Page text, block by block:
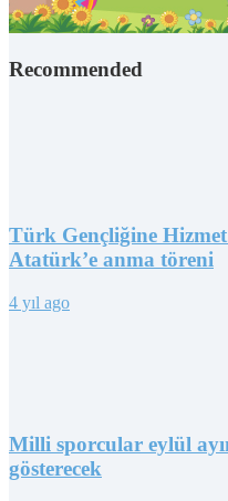
Recommended
Türk Gençliğine
Atatürk’e anma töreni
4 yıl ago
Milli sporcular eylül
gösterecek